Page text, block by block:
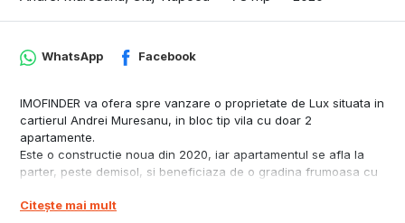
WhatsApp Facebook
IMOFINDER va ofera spre vanzare o proprietate de Lux situata in
cartierul Andrei Muresanu, in bloc tip vila cu doar 2
apartamente.
Este o constructie noua din 2020, iar apartamentul se afla la
parter, peste demisol, si beneficiaza de o gradina frumoasa cu
Suprafata utila a apartamentului este de 78 mp .
Citește mai mult